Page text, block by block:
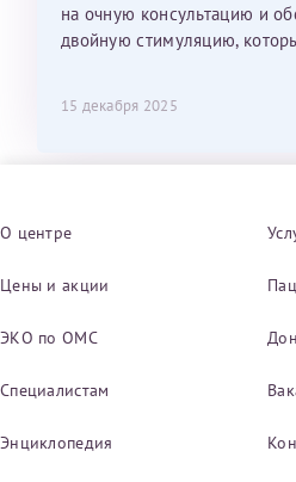
на очную консультацию и
двойную стимуляцию,
15 декабря 2025
О центре
Цены и акции
ЭКО по ОМС
Специалистам
Энциклопедия